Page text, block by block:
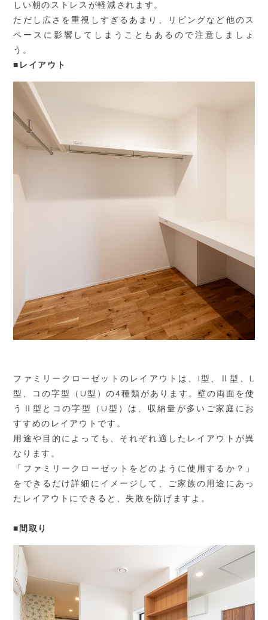
しい朝のストレスが軽減されます。
ただし広さを重視しすぎるあまり、リビングなど他のス
ペースに影響してしまうこともあるので注意しましょ
う。
■レイアウト
ファミリークローゼットのレイアウトは、I型、Ⅱ型、L
型、コの字型（U型）の4種類があります。壁の両面を使
うⅡ型とコの字型（U型）は、収納量が多いご家庭にお
すすめのレイアウトです。
用途や目的によっても、それぞれ適したレイアウトが異
なります。
「ファミリークローゼットをどのように使用するか？」
をできるだけ詳細にイメージして、ご家族の用途にあっ
たレイアウトにできると、失敗を防げますよ。
■間取り